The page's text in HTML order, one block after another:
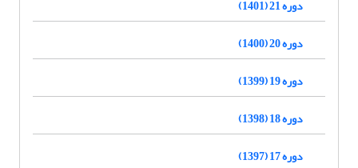
دوره 21 (1401)
دوره 20 (1400)
دوره 19 (1399)
دوره 18 (1398)
دوره 17 (1397)